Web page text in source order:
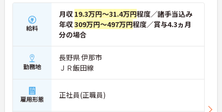
給料
月収 19.3万円～31.4万円程度／諸手当込み
年収309万円～497万円程度／賞与4.3ヵ月
分の場合
勤務地
長野県 伊那市
ＪＲ飯田線
雇用形態 正社員(正職員)